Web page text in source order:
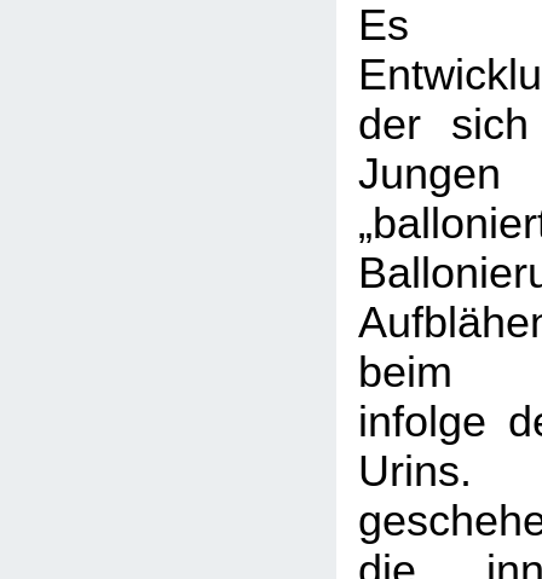
Es
der
beim
infolge
Urins.